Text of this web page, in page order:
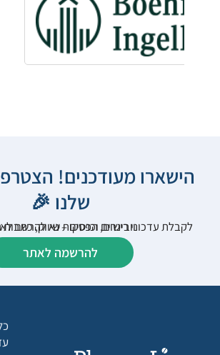
הישארו מעודכנים!
שלנו 🎉
לקבלת עדכוני רישום, הפסקות שיווק, כתבות תוכן ועדכונים על וובינרים וכנסים – נא
להרשמה לאתר